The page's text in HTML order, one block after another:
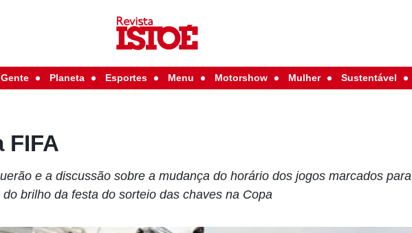
Gente Planeta Esportes Menu Motorshow Mulher Sustentável
FIFA
e a discussão sobre a mudança do horário dos jogos marcados para
brilho da festa do sorteio das chaves na Copa